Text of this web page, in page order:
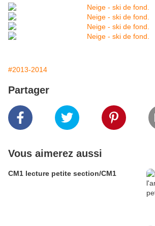
#2013-2014
Partager
Vous aimerez aussi
CM1 lecture petite section/CM1